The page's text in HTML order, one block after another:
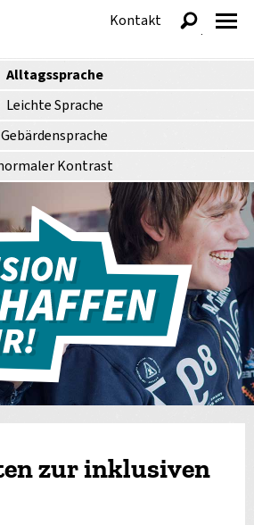
Alltagssprache
Leichte Sprache
Gebärdensprache
Kontrast
Kontakt
anzeigen
zur inklusiven